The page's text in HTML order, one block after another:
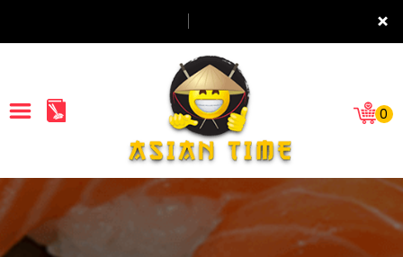
×
ACCUEIL
LA CARTE
0